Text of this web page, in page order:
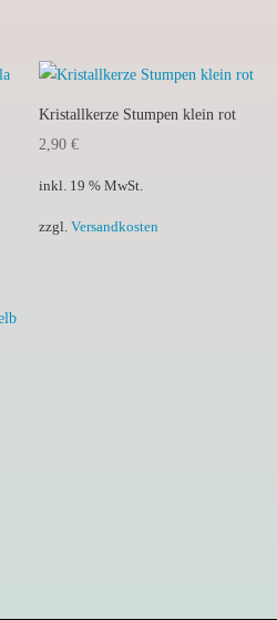
Kristallkerze Stumpen klein rot
2,90 €
inkl. 19 % MwSt.
zzgl. Versandkosten